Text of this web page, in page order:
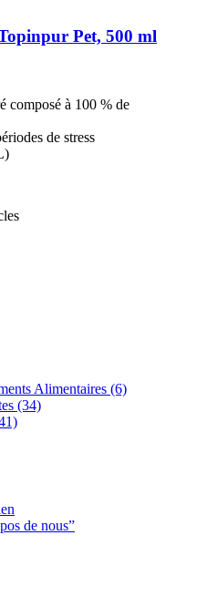
Pet, 500 ml
composé à 100 % de
de stress
Alimentaires (6)
(34)
de nous”